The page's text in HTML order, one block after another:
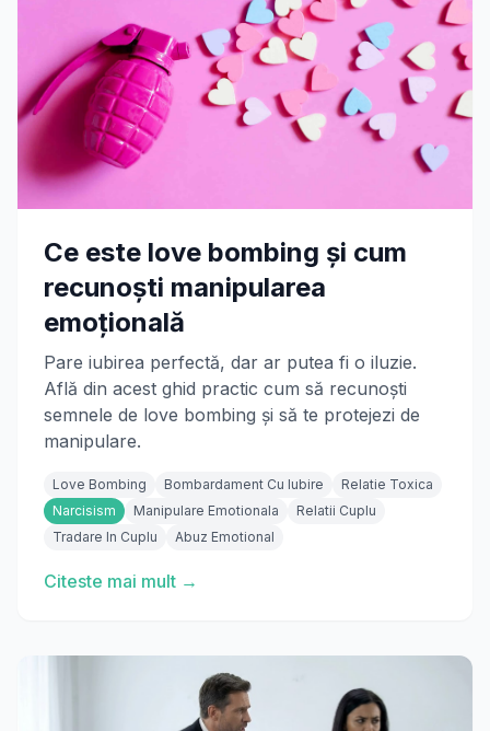
Ce este love bombing și cum
recunoști manipularea
emoțională
Pare iubirea perfectă, dar ar putea fi o iluzie.
Află din acest ghid practic cum să recunoști
semnele de love bombing și să te protejezi de
manipulare.
Love Bombing Bombardament Cu Iubire
Relatie Toxica
Narcisism
Manipulare Emotionala
Relatii Cuplu
Tradare In Cuplu
Abuz Emotional
Citeste mai mult →